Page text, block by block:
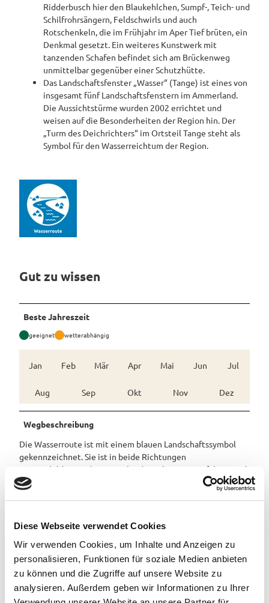
Diese Webseite verwendet Cookies
Wir verwenden Cookies, um Inhalte und Anzeigen zu
personalisieren, Funktionen für soziale Medien anbieten
zu können und die Zugriffe auf unsere Website zu
analysieren. Außerdem geben wir Informationen zu Ihrer
Pauschalangebote
Ridderbusch hier den Blaukehlchen, Sumpf-, Teich- und
Schilfrohrsängern, Feldschwirls und auch
Rotschenkeln, die im Frühjahr im Aper Tief brüten, ein
Denkmal gesetzt. Ein weiteres Kunstwerk mit
tanzenden Schafen befindet sich am Brückenweg
unmittelbar gegenüber einer Schutzhütte.
Das Landschaftsfenster „Wasser“ (Tange) ist eines von
insgesamt fünf Landschaftsfenstern im Ammerland.
Die Aussichtstürme wurden 2002 errichtet und
weisen auf die Besonderheiten der Region hin. Der
„Turm des Deichrichters“ im Ortsteil Tange steht als
Symbol für den Wasserreichtum der Region.
Gut zu wissen
Beste Jahreszeit
geeignet wetterabhängig
Jan Feb Mär Apr Mai Jun Jul
Aug Sep Okt Nov Dez
Wegbeschreibung
Die Wasserroute ist mit einem blauen Landschaftssymbol
gekennzeichnet. Sie ist in beide Richtungen
ausgeschildert, sodass sie in beide Richtungen gefahren und
mit anderen Touren kombiniert werden kann. Zudem geben
Zwischenwegweiser des Radverkehrssystems unterwegs die
"Grenzenlos aktiv" navigieren lassen.
Anreise & Parken
Anfahrt
A28 / A29/ A31